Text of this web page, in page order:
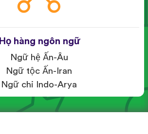
Họ hàng ngôn ngữ
Ngữ hệ Ấn-Âu
Ngữ tộc Ấn-Iran
Ngữ chi Indo-Arya